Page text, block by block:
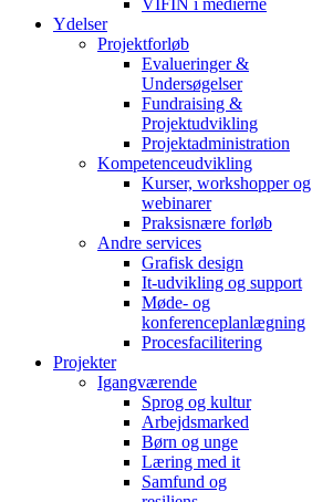
Ydelser
Projektforløb
Evalueringer &
Undersøgelser
Fundraising &
Projektudvikling
Projektadministration
Kompetenceudvikling
Kurser, workshopper og
webinarer
Praksisnære forløb
Andre services
Grafisk design
It-udvikling og support
Møde- og
konferenceplanlægning
Procesfacilitering
Projekter
Igangværende
Sprog og kultur
Arbejdsmarked
Børn og unge
Læring med it
Samfund og